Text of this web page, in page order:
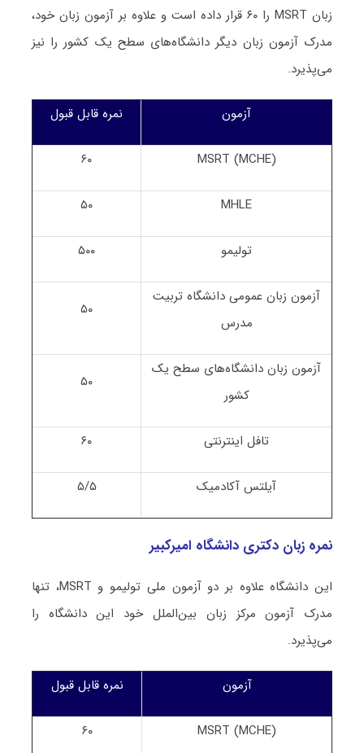
زبان MSRT را ۶۰ قرار داده است و علاوه بر آزمون زبان خود،
مدرک آزمون زبان دیگر دانشگاه‌های سطح یک کشور را نیز
می‌پذیرد.
آزمون نمره قابل قبول
MSRT (MCHE) ۶۰
MHLE ۵۰
تولیمو ۵۰۰
آزمون زبان عمومی دانشگاه تربیت
مدرس
۵۰
آزمون زبان دانشگاه‌های سطح یک
کشور
۵۰
تافل اینترنتی ۶۰
آیلتس آکادمیک ۵/۵
نمره زبان دکتری دانشگاه امیرکبیر
این دانشگاه علاوه بر دو آزمون ملی تولیمو و MSRT، تنها
مدرک آزمون مرکز زبان بین‌الملل خود این دانشگاه را
می‌پذیرد.
آزمون نمره قابل قبول
MSRT (MCHE) ۶۰